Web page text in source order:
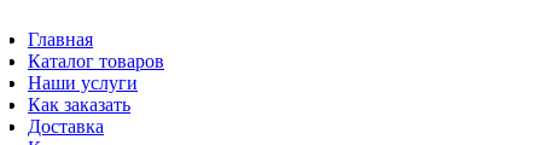
Главная
Каталог товаров
Наши услуги
Как заказать
Доставка